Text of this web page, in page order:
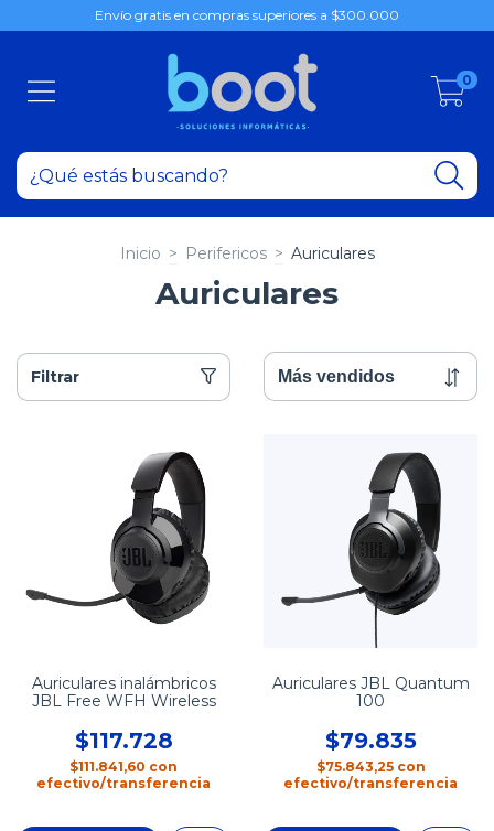
Envío gratis en compras superiores a $300.000
0
Inicio > Perifericos > Auriculares
Auriculares
Filtrar
Auriculares inalámbricos
JBL Free WFH Wireless
$117.728
$111.841,60 con
efectivo/transferencia
Auriculares JBL Quantum
100
$79.835
$75.843,25 con
efectivo/transferencia